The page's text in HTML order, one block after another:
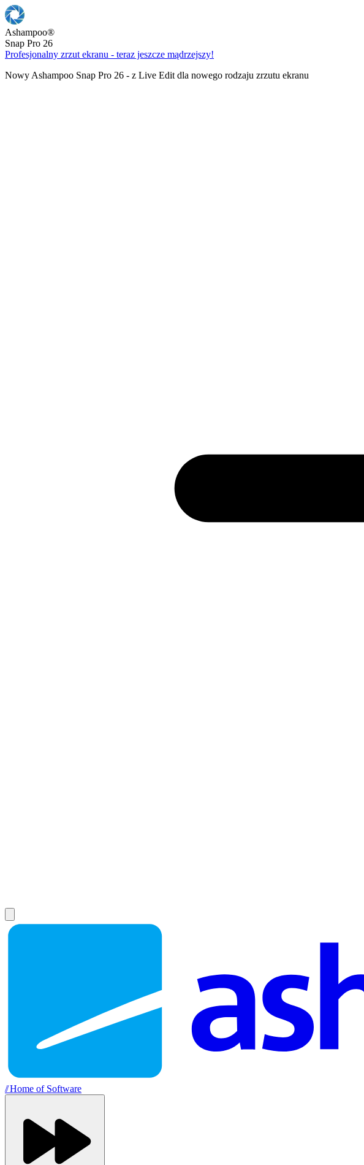
Ashampoo®
Snap Pro 26
Profesjonalny zrzut ekranu - teraz jeszcze mądrzejszy!
Nowy Ashampoo Snap Pro 26 - z Live Edit dla nowego rodzaju zrzutu ekranu
//Home of Software